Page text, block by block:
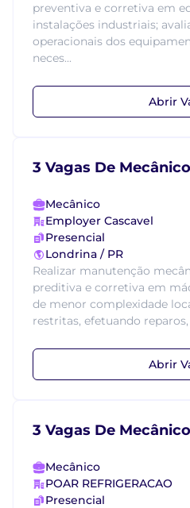
preventiva e corretiva em
instalações industriais;
operacionais dos
neces...
Abrir
3 Vagas De
Mecânico
Employer Cascavel
Presencial
Londrina / PR
Realizar manutenção
preditiva e corretiva em
de menor complexidade
restritas, efetuando
Abrir
3 Vagas De
Mecânico
POAR REFRIGERACAO
Presencial